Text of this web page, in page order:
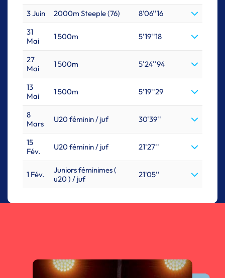
3 Juin 2000m Steeple (76)
8'06''16
31
Mai
1 500m 5'19''18
27
Mai
1 500m 5'24''94
13
Mai
1 500m 5'19''29
8
Mars
U20 féminin / juf 30'39''
15
Fév.
U20 féminin / juf 21'27''
1 Fév.
Juniors féminimes (
u20 ) / juf
21'05''